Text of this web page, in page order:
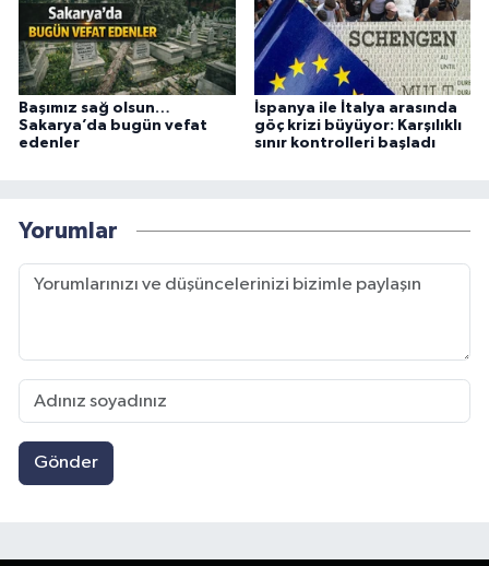
Başımız sağ olsun…
Sakarya’da bugün vefat
edenler
İspanya ile İtalya arasında
göç krizi büyüyor: Karşılıklı
sınır kontrolleri başladı
Yorumlar
Gönder